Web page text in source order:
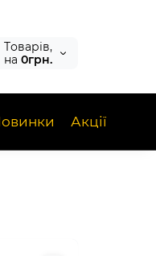
Tоварів,
на 0грн.
Акції